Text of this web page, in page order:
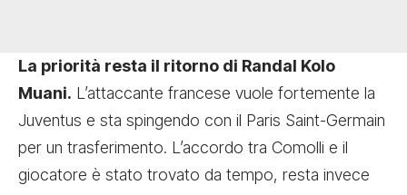
La priorità resta il ritorno di Randal Kolo
Muani. L’attaccante francese vuole fortemente la
Juventus e sta spingendo con il Paris Saint-Germain
per un trasferimento. L’accordo tra Comolli e il
giocatore è stato trovato da tempo, resta invece